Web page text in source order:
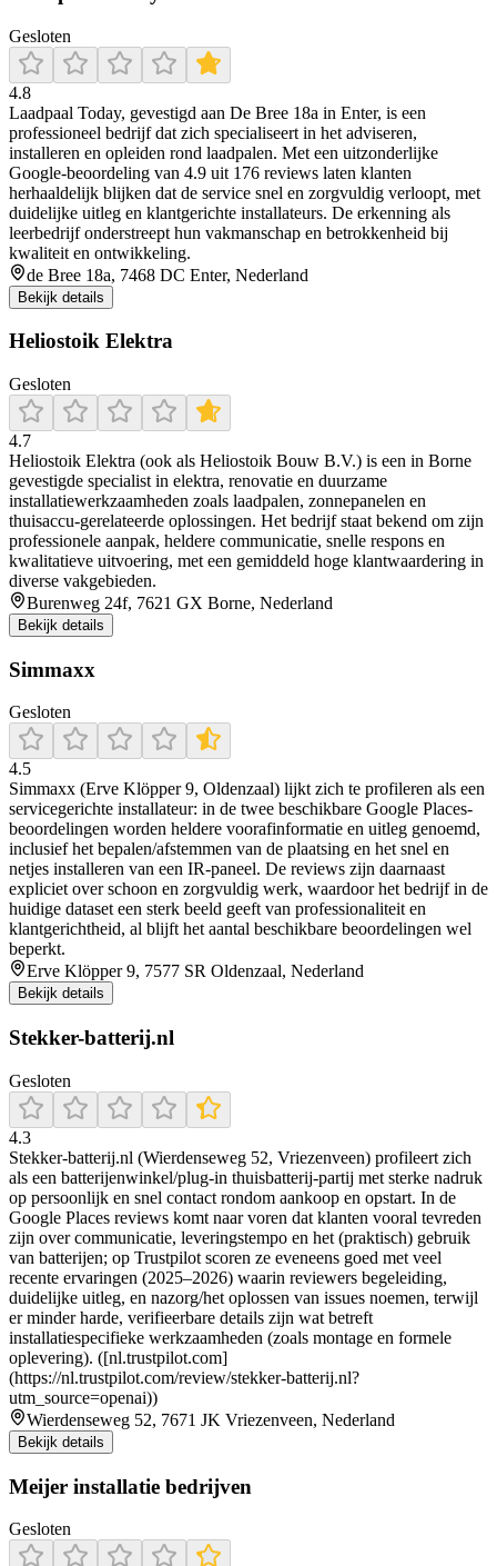
Gesloten
4.8
Laadpaal Today, gevestigd aan De Bree 18a in Enter, is een
professioneel bedrijf dat zich specialiseert in het adviseren,
installeren en opleiden rond laadpalen. Met een uitzonderlijke
Google-beoordeling van 4.9 uit 176 reviews laten klanten
herhaaldelijk blijken dat de service snel en zorgvuldig verloopt, met
duidelijke uitleg en klantgerichte installateurs. De erkenning als
leerbedrijf onderstreept hun vakmanschap en betrokkenheid bij
kwaliteit en ontwikkeling.
de Bree 18a, 7468 DC Enter, Nederland
Bekijk details
Heliostoik Elektra
Gesloten
4.7
Heliostoik Elektra (ook als Heliostoik Bouw B.V.) is een in Borne
gevestigde specialist in elektra, renovatie en duurzame
installatiewerkzaamheden zoals laadpalen, zonnepanelen en
thuisaccu-gerelateerde oplossingen. Het bedrijf staat bekend om zijn
professionele aanpak, heldere communicatie, snelle respons en
kwalitatieve uitvoering, met een gemiddeld hoge klantwaardering in
diverse vakgebieden.
Burenweg 24f, 7621 GX Borne, Nederland
Bekijk details
Simmaxx
Gesloten
4.5
Simmaxx (Erve Klöpper 9, Oldenzaal) lijkt zich te profileren als een
servicegerichte installateur: in de twee beschikbare Google Places-
beoordelingen worden heldere voorafinformatie en uitleg genoemd,
inclusief het bepalen/afstemmen van de plaatsing en het snel en
netjes installeren van een IR-paneel. De reviews zijn daarnaast
expliciet over schoon en zorgvuldig werk, waardoor het bedrijf in de
huidige dataset een sterk beeld geeft van professionaliteit en
klantgerichtheid, al blijft het aantal beschikbare beoordelingen wel
beperkt.
Erve Klöpper 9, 7577 SR Oldenzaal, Nederland
Bekijk details
Stekker-batterij.nl
Gesloten
4.3
Stekker-batterij.nl (Wierdenseweg 52, Vriezenveen) profileert zich
als een batterijenwinkel/plug-in thuisbatterij-partij met sterke nadruk
op persoonlijk en snel contact rondom aankoop en opstart. In de
Google Places reviews komt naar voren dat klanten vooral tevreden
zijn over communicatie, leveringstempo en het (praktisch) gebruik
van batterijen; op Trustpilot scoren ze eveneens goed met veel
recente ervaringen (2025–2026) waarin reviewers begeleiding,
duidelijke uitleg, en nazorg/het oplossen van issues noemen, terwijl
er minder harde, verifieerbare details zijn wat betreft
installatiespecifieke werkzaamheden (zoals montage en formele
oplevering). ([nl.trustpilot.com]
(https://nl.trustpilot.com/review/stekker-batterij.nl?
utm_source=openai))
Wierdenseweg 52, 7671 JK Vriezenveen, Nederland
Bekijk details
Meijer installatie bedrijven
Gesloten